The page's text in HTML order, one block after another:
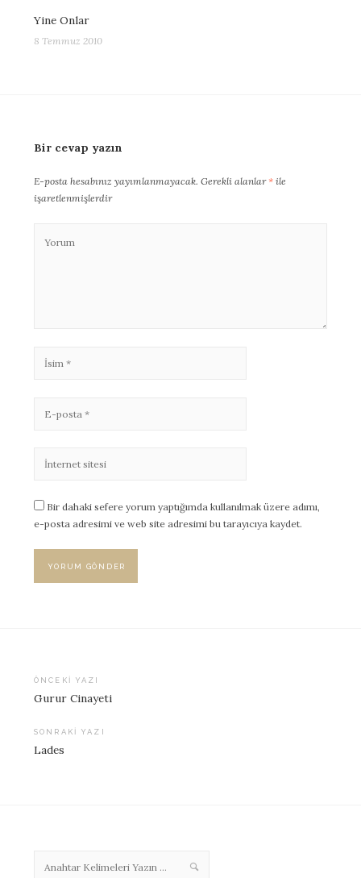
Yine Onlar
8 Temmuz 2010
Bir cevap yazın
E-posta hesabınız yayımlanmayacak. Gerekli alanlar* ile
işaretlenmişlerdir
Bir dahaki sefere yorum yaptığımda kullanılmak üzere adımı,
e-posta adresimi ve web site adresimi bu tarayıcıya kaydet.
dolaşımı
ÖNCEKI YAZI
Gurur Cinayeti
SONRAKI YAZI
Lades